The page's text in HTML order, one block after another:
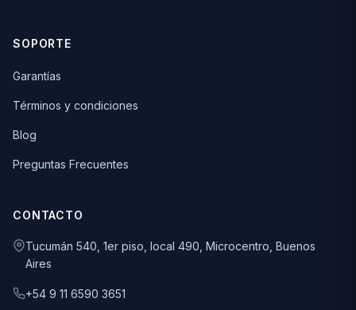
SOPORTE
Garantías
Términos y condiciones
Blog
Preguntas Frecuentes
CONTACTO
Tucumán 540, 1er piso, local 490, Microcentro, Buenos
Aires
+54 9 11 6590 3651